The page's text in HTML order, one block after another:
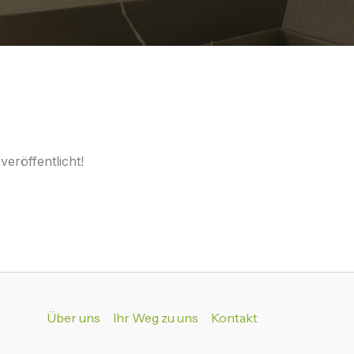
Über uns Ihr Weg zu uns Kontakt